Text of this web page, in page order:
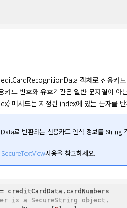
객체로 신용카
카드 번호와 유효기간은 일반 문자열이
메서드는 지정된 index에 있는 문자를
로 반환되는 신용카드 인식 정보를 String
SecureTextView사용을 참고하세요.
is a SecureString object.